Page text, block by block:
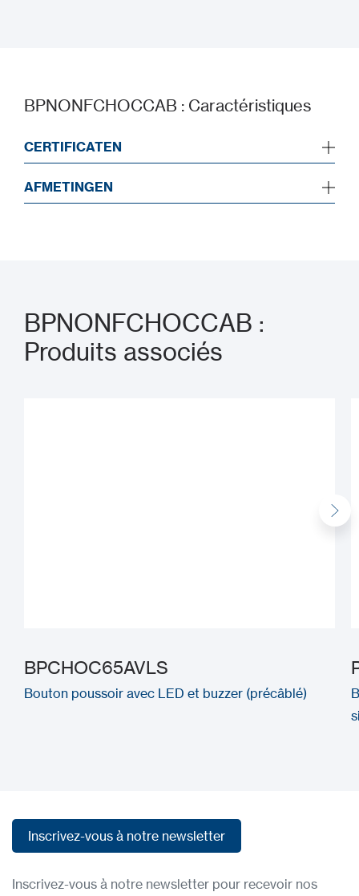
BPNONFCHOCCAB : Caractéristiques
CERTIFICATEN
AFMETINGEN
BPNONFCHOCCAB :
Produits associés
BPCHOC65AVLS
Bouton poussoir avec LED et buzzer (précâblé)
Inscrivez-vous à notre newsletter
Inscrivez-vous à notre newsletter pour recevoir nos